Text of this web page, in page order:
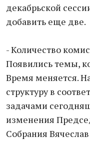
декабрьской
добавить еще две.
- Количество
Появились темы,
Время меняется.
структуру в
задачами
изменения
Собрания